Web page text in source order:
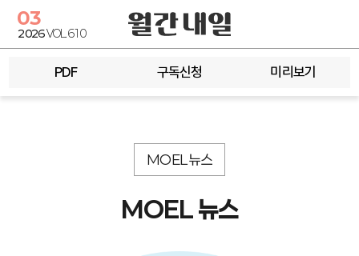
PDF 구독신청 미리보기
03
2026VOL.610
MOEL 뉴스
MOEL 뉴스